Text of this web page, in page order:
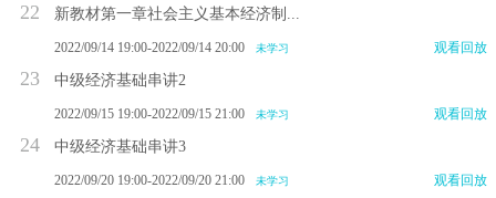
22 新教材第一章社会主义基本经济制...
2022/09/14 19:00-2022/09/14 20:00 未学习 观看回放
23 中级经济基础串讲2
2022/09/15 19:00-2022/09/15 21:00 未学习 观看回放
24 中级经济基础串讲3
2022/09/20 19:00-2022/09/20 21:00 未学习 观看回放